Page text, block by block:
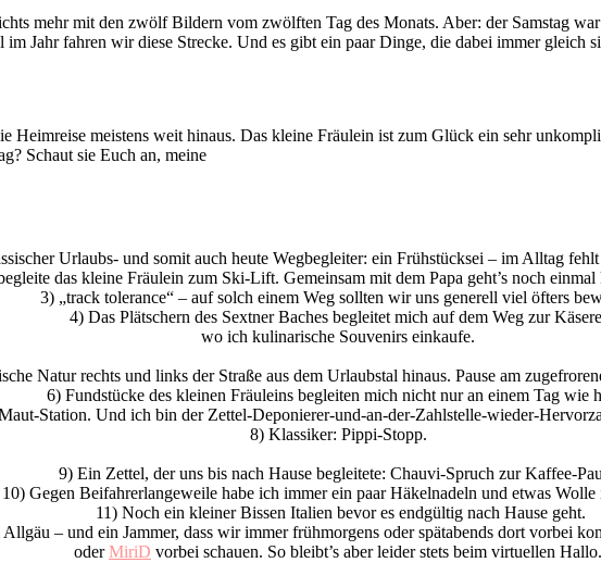
mehr mit den zwölf Bildern vom zwölften Tag des Monats. Aber: der Samstag
im Jahr fahren wir diese Strecke. Und es gibt ein paar Dinge, die dabei immer gleich
meistens weit hinaus. Das kleine Fräulein ist zum Glück ein sehr
Schaut sie Euch an, meine
Urlaubs- und somit auch heute Wegbegleiter: ein Frühstücksei – im Alltag
das kleine Fräulein zum Ski-Lift. Gemeinsam mit dem Papa geht’s noch
3) „track tolerance“ – auf solch einem Weg sollten wir uns generell viel öfters
4) Das Plätschern des Sextner Baches begleitet mich auf dem Weg zur
wo ich kulinarische Souvenirs einkaufe.
Natur rechts und links der Straße aus dem Urlaubstal hinaus. Pause am
6) Fundstücke des kleinen Fräuleins begleiten mich nicht nur an einem Tag wie
Station. Und ich bin der Zettel-Deponierer-und-an-der-Zahlstelle-wieder-
8) Klassiker: Pippi-Stopp.
9) Ein Zettel, der uns bis nach Hause begleitete: Chauvi-Spruch zur Kaffee-
10) Gegen Beifahrerlangeweile habe ich immer ein paar Häkelnadeln und etwas Wolle
11) Noch ein kleiner Bissen Italien bevor es endgültig nach Hause geht.
– und ein Jammer, dass wir immer frühmorgens oder spätabends dort vorbei
oderMiriD vorbei schauen. So bleibt’s aber leider stets beim virtuellen Hallo.